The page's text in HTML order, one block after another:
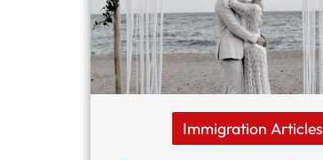
Immigration Articles